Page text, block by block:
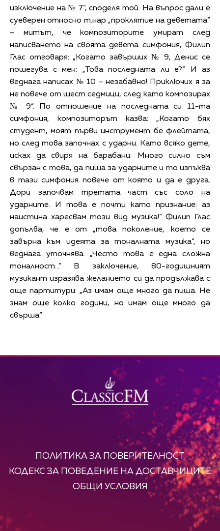
изключение на № 7“, споделя той. На въпрос дали е
суеверен относно т.нар „проклятие на деветата“
– митът, че композиторите умират след
написването на своята девета симфония, Филип
Глас отговаря: „Когато завърших № 9, Денис се
пошегува с мен: „Това последната ли е?“ И аз
веднага написах № 10 – незабавно! Приключих я за
не повече от шест седмици, след като композирах
№ 9“. По отношение на последната си 11-та
симфония, композиторът казва: „Когато бях
студент, моят първи инструмент бе флейтата,
но след това започнах с ударни. Като всяко дете,
исках да свиря на барабани. Много силно съм
свързан с това, да пиша за ударните и то изпъква
в тази симфония повече от която и да е друга.
Дори започвам третата част със соло на
ударните. И това е почти като признание: аз
наистина харесвам този вид музика!“ Филип Глас
допълва, че е от „това поколение, което се
завърна към идеята за тоналната музика“, но
веднага уточнява: „Често това е една сложна
тоналност…“ В заключение, 80-годишният
музикант изразява желанието си да продължава с
още партитури: „Аз имам още много да пиша. Не
знам още колко години, но имам още много да
свърша“.
ПОЛИТИКА ЗА ПОВЕРИТЕЛНОСТ
КОДЕКС ЗА ПОВЕДЕНИЕ НА ДОСТАВЧИЦИТЕ
ОБЩИ УСЛОВИЯ